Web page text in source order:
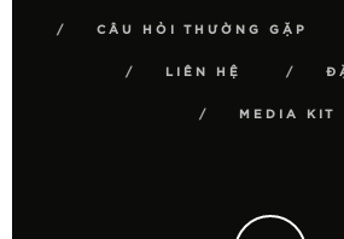
CÂU HỎI THƯỜNG GẶP
LIÊN HỆ
MEDIA KIT